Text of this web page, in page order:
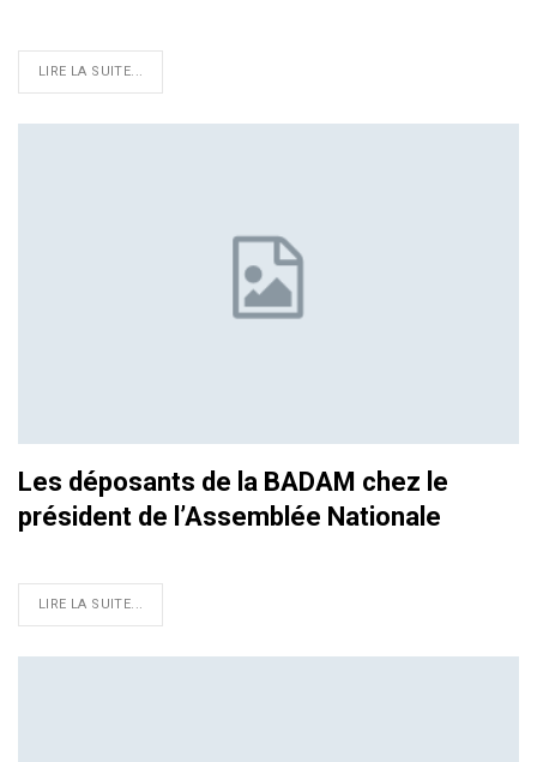
LIRE LA SUITE...
Les déposants de la BADAM chez le
président de l’Assemblée Nationale
LIRE LA SUITE...